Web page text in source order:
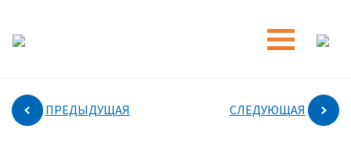
ПРЕДЫДУЩАЯ СЛЕДУЮЩАЯ